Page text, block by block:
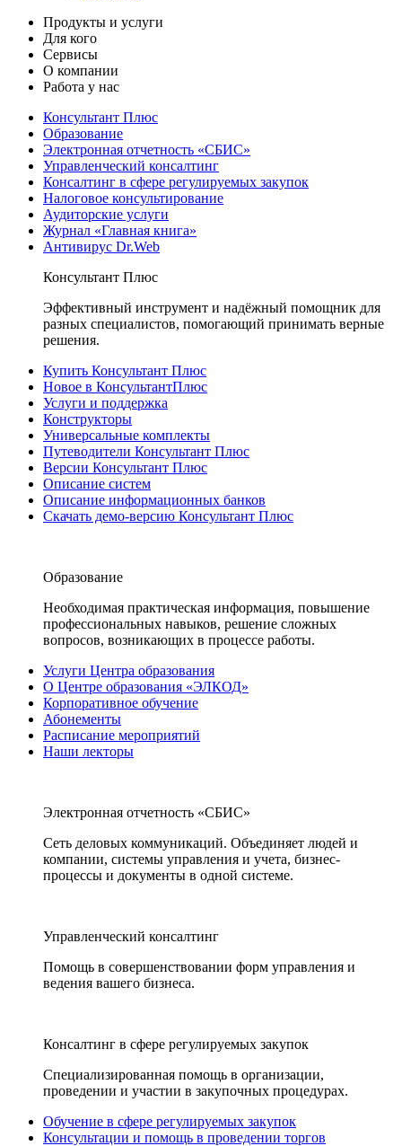
Продукты и услуги
Для кого
Сервисы
О компании
Работа у нас
Консультант Плюс
Образование
Электронная отчетность «СБИС»
Управленческий консалтинг
Консалтинг в сфере регулируемых закупок
Налоговое консультирование
Аудиторские услуги
Журнал «Главная книга»
Антивирус Dr.Web
Консультант Плюс
Эффективный инструмент и надёжный помощник для
разных специалистов, помогающий принимать верные
решения.
Купить Консультант Плюс
Новое в КонсультантПлюс
Услуги и поддержка
Конструкторы
Универсальные комплекты
Путеводители Консультант Плюс
Версии Консультант Плюс
Описание систем
Описание информационных банков
Скачать демо-версию Консультант Плюс
Образование
Необходимая практическая информация, повышение
профессиональных навыков, решение сложных
вопросов, возникающих в процессе работы.
Услуги Центра образования
О Центре образования «ЭЛКОД»
Корпоративное обучение
Абонементы
Расписание мероприятий
Наши лекторы
Электронная отчетность «СБИС»
Сеть деловых коммуникаций. Объединяет людей и
компании, системы управления и учета, бизнес-
процессы и документы в одной системе.
Управленческий консалтинг
Помощь в совершенствовании форм управления и
ведения вашего бизнеса.
Консалтинг в сфере регулируемых закупок
Специализированная помощь в организации,
проведении и участии в закупочных процедурах.
Обучение в сфере регулируемых закупок
Консультации и помощь в проведении торгов